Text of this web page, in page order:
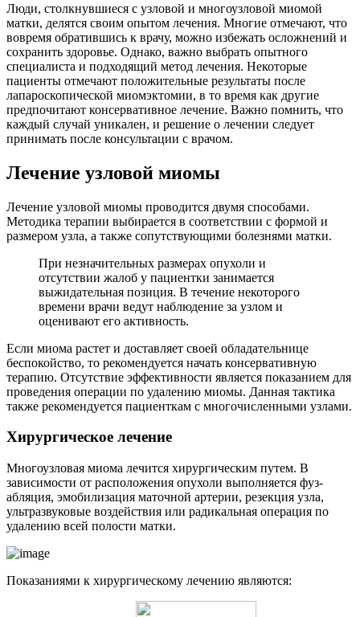
Люди, столкнувшиеся с узловой и многоузловой миомой
матки, делятся своим опытом лечения. Многие отмечают, что
вовремя обратившись к врачу, можно избежать осложнений и
сохранить здоровье. Однако, важно выбрать опытного
специалиста и подходящий метод лечения. Некоторые
пациенты отмечают положительные результаты после
лапароскопической миомэктомии, в то время как другие
предпочитают консервативное лечение. Важно помнить, что
каждый случай уникален, и решение о лечении следует
принимать после консультации с врачом.
Лечение узловой миомы
Лечение узловой миомы проводится двумя способами.
Методика терапии выбирается в соответствии с формой и
размером узла, а также сопутствующими болезнями матки.
При незначительных размерах опухоли и
отсутствии жалоб у пациентки занимается
выжидательная позиция. В течение некоторого
времени врачи ведут наблюдение за узлом и
оценивают его активность.
Если миома растет и доставляет своей обладательнице
беспокойство, то рекомендуется начать консервативную
терапию. Отсутствие эффективности является показанием для
проведения операции по удалению миомы. Данная тактика
также рекомендуется пациенткам с многочисленными узлами.
Хирургическое лечение
Многоузловая миома лечится хирургическим путем. В
зависимости от расположения опухоли выполняется фуз-
абляция, эмобилизация маточной артерии, резекция узла,
ультразвуковые воздействия или радикальная операция по
удалению всей полости матки.
Показаниями к хирургическому лечению являются: